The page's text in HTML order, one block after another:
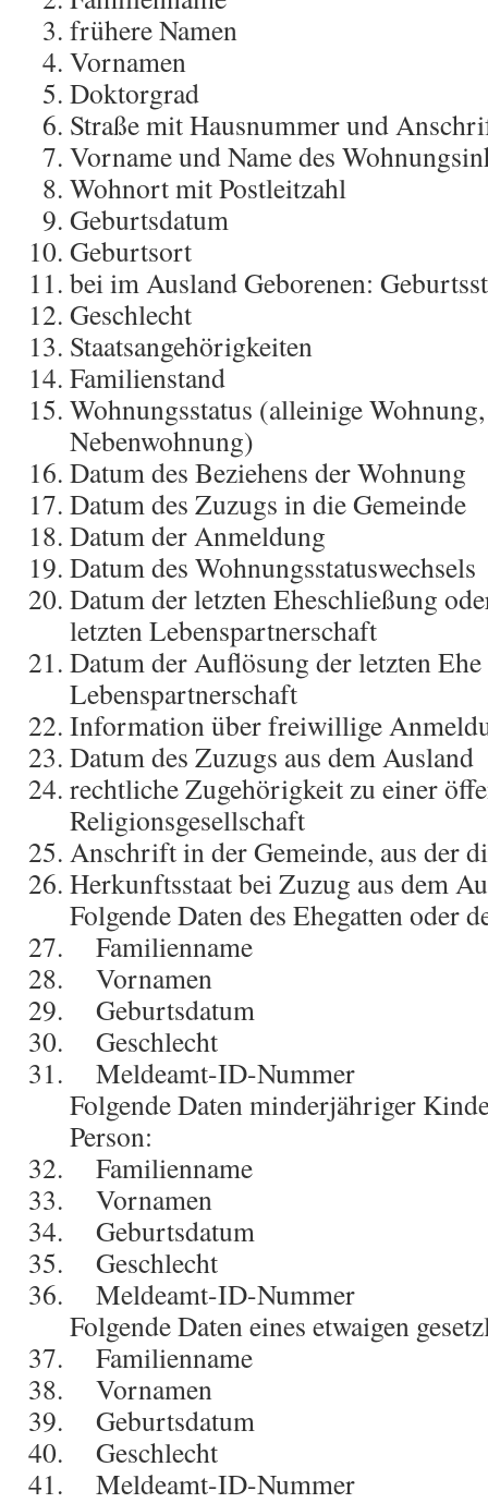
frühere Namen
Vornamen
Doktorgrad
Straße mit Hausnummer und
Vorname und Name des
Wohnort mit Postleitzahl
Geburtsdatum
Geburtsort
bei im Ausland Geborenen:
Geschlecht
Staatsangehörigkeiten
Familienstand
Wohnungsstatus (alleinige
Nebenwohnung)
Datum des Beziehens der Wohnung
Datum des Zuzugs in die Gemeinde
Datum der Anmeldung
Datum des Wohnungsstatuswechsels
Datum der letzten Eheschließung
letzten Lebenspartnerschaft
Datum der Auflösung der letzten
Lebenspartnerschaft
Information über freiwillige
Datum des Zuzugs aus dem Ausland
rechtliche Zugehörigkeit zu einer
Religionsgesellschaft
Anschrift in der Gemeinde, aus der
Herkunftsstaat bei Zuzug aus dem
Folgende Daten des Ehegatten oder
Familienname
Vornamen
Geburtsdatum
Geschlecht
Meldeamt-ID-Nummer
Folgende Daten minderjähriger
Person:
Familienname
Vornamen
Geburtsdatum
Geschlecht
Meldeamt-ID-Nummer
Folgende Daten eines etwaigen
Familienname
Vornamen
Geburtsdatum
Geschlecht
Meldeamt-ID-Nummer